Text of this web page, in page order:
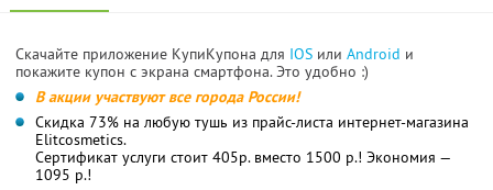
Скачайте приложение КупиКупона для IOS или Android и
покажите купон с экрана смартфона. Это удобно :)
В акции участвуют все города России!
Скидка 73% на любую тушь из прайс-листа интернет-магазина
Elitcosmetics.
Сертификат услуги стоит 405р. вместо 1500 р.! Экономия —
1095 р.!